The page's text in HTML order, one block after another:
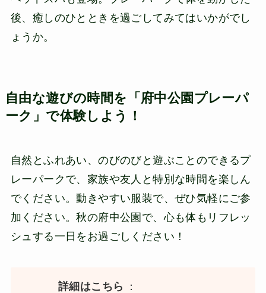
後、癒しのひとときを過ごしてみてはいかがでし
ょうか。
自由な遊びの時間を「府中公園プレーパ
ーク」で体験しよう！
自然とふれあい、のびのびと遊ぶことのできるプ
レーパークで、家族や友人と特別な時間を楽しん
でください。動きやすい服装で、ぜひ気軽にご参
加ください。秋の府中公園で、心も体もリフレッ
シュする一日をお過ごしください！
詳細はこちら
：